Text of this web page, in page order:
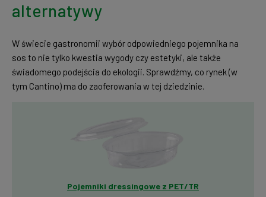
alternatywy
W świecie gastronomii wybór odpowiedniego pojemnika na
sos to nie tylko kwestia wygody czy estetyki, ale także
świadomego podejścia do ekologii. Sprawdźmy, co rynek (w
tym Cantino) ma do zaoferowania w tej dziedzinie.
Pojemniki dressingowe z PET/TR